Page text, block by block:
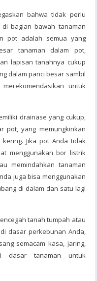
bahwa tidak perlu
bagian bawah tanaman
pot adalah semua yang
tanaman dalam pot,
lapisan tanahnya cukup
dalam panci besar sambil
untuk
drainase yang cukup,
pot, yang memungkinkan
Jika pot Anda tidak
menggunakan bor listrik
memindahkan tanaman
juga bisa menggunakan
di dalam dan satu lagi
tanah tumpah atau
dasar perkebunan Anda,
semacam kasa, jaring,
dasar tanaman untuk